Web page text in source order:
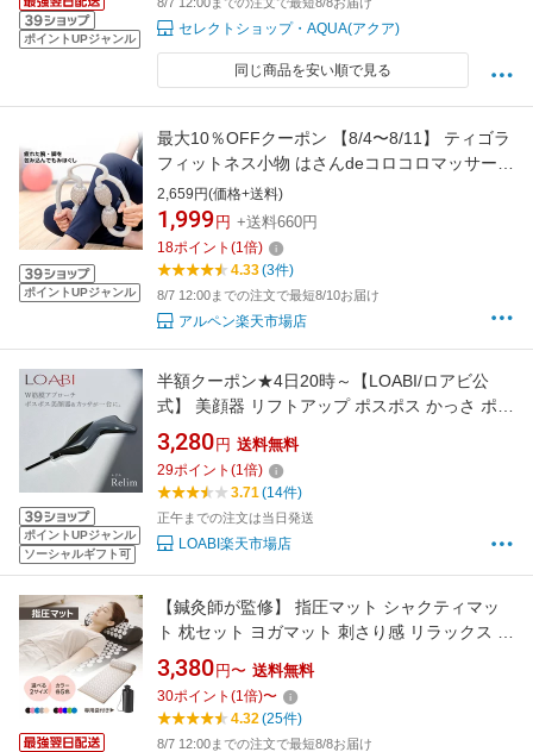
ポイントUPジャンル
8/7 12:00までの注文で最短8/8お届け
セレクトショップ・AQUA(アクア)
同じ商品を安い順で見る
ポイントUPジャンル
最大10％OFFクーポン 【8/4〜8/11】 ティゴラ
フィットネス小物 はさんdeコロコロマッサージ
フットマッサージ 挟む ふくらはぎ むくみ ほぐ
す 解消 TIGORA
2,659円(価格+送料)
1,999 円 +送料660円
18ポイント (1倍)
4.33(3件)
8/7 12:00までの注文で最短8/10お届け
アルペン楽天市場店
ポイントUPジャンル
ソーシャルギフト可
半額クーポン★4日20時～【LOABI/ロアビ公
式】 美顔器 リフトアップ ポスポス かっさ ポス
ポス美顔器 フェイス マッサージ 顔 カッサ かっ
さプレート ボディ 足 フェイスライン 引き上げ
ポインター ツボ押し棒 ツボ押し グッズ むくみ
たるみ 小顔 ほうれい線
3,280 円 送料無料
29ポイント (1倍)
3.71(14件)
正午までの注文は当日発送
LOABI楽天市場店
【鍼灸師が監修】 指圧マット シャクティマッ
ト 枕セット ヨガマット 刺さり感 リラックス ス
トレス解消 筋トレ トレーニング 自宅 室内 厚手
折り畳み 収納バッグ付き 指圧シート ツボ押し
マット マッサージマット フィットネス セルフ
ケア 指圧 敬老の日 母の日 父の日
3,380 円〜 送料無料
30ポイント (1倍)〜
4.32(25件)
8/7 12:00までの注文で最短8/8お届け